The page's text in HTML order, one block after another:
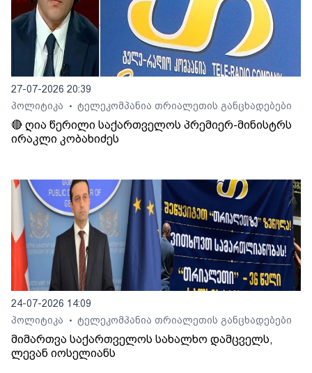
27-07-2026 20:39
პოლიტიკა
• ტელეკომპანია თრიალეთის განცხადებები
🔴 ღია წერილი საქართველოს პრემიერ-მინისტრს
ირაკლი კობახიძეს
24-07-2026 14:09
პოლიტიკა
• ტელეკომპანია თრიალეთის განცხადებები
მიმართვა საქართველოს სახალხო დამცველს,
ლევან იოსელიანს